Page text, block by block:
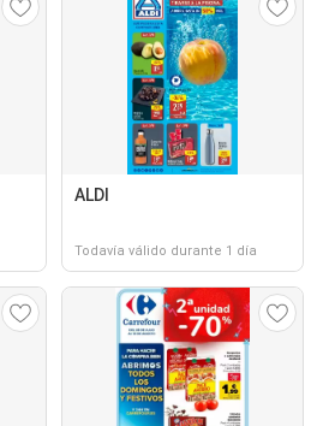
ALDI
Todavía válido durante 1 día